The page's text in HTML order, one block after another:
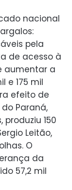
nacional
pela
de acesso à
aumentar a
e 175 mil
efeito de
Paraná,
150
Leitão,
O
da
57,2 mil